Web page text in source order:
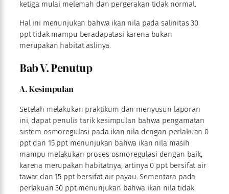
ketiga mulai melemah dan pergerakan tidak normal.
Hal ini menunjukan bahwa ikan nila pada salinitas 30
ppt tidak mampu beradapatasi karena bukan
merupakan habitat aslinya.
Bab V. Penutup
A. Kesimpulan
Setelah melakukan praktikum dan menyusun laporan
ini, dapat penulis tarik kesimpulan bahwa pengamatan
sistem osmoregulasi pada ikan nila dengan perlakuan 0
ppt dan 15 ppt menunjukan bahwa ikan nila masih
mampu melakukan proses osmoregulasi dengan baik,
karena merupakan habitatnya, artinya 0 ppt bersifat air
tawar dan 15 ppt bersifat air payau. Sementara pada
perlakuan 30 ppt menunjukan bahwa ikan nila tidak